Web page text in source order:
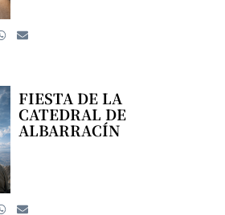
FIESTA DE LA
CATEDRAL DE
ALBARRACÍN